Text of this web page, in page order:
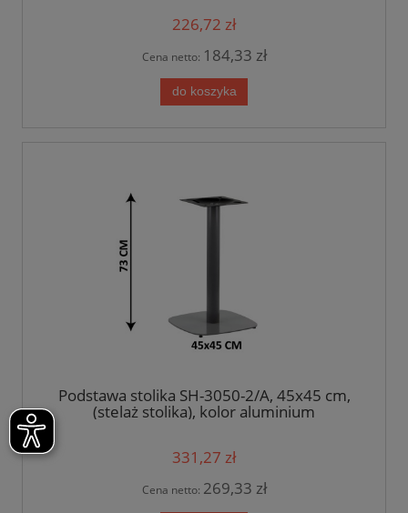
226,72 zł
Cena netto: 184,33 zł
do koszyka
Podstawa stolika SH-3050-2/A, 45x45 cm,
(stelaż stolika), kolor aluminium
331,27 zł
Cena netto: 269,33 zł